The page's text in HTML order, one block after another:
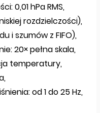
0,01 hPa RMS,
rozdzielczości),
i szumów z FIFO),
20× pełna skala,
temperatury,
od 1 do 25 Hz,